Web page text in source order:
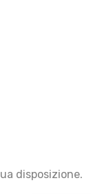
disposizione.